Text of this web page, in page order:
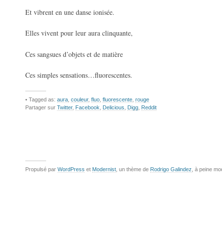
Et vibrent en une danse ionisée.
Elles vivent pour leur aura clinquante,
Ces sangsues d’objets et de matière
Ces simples sensations…fluorescentes.
• Tagged as: aura couleur, fluo fluorescente rouge
Partager sur Twitter, Facebook Delicious Digg Reddit
Propulsé par WordPress et Modernist , un thème de Rodrigo Galindez , à peine